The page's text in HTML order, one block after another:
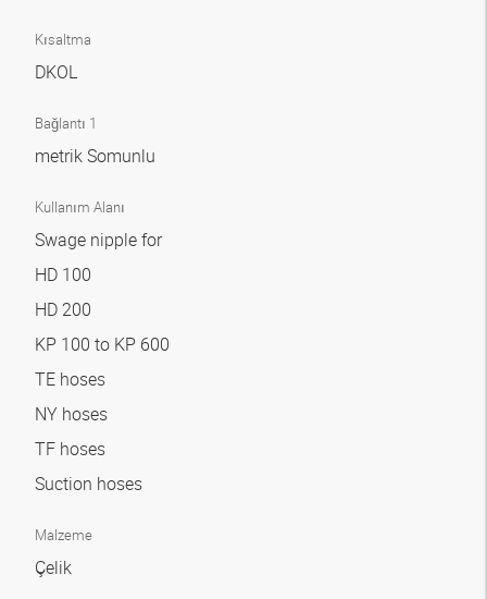
Kısaltma
DKOL
Bağlantı 1
metrik Somunlu
Kullanım Alanı
Swage nipple for
HD 100
HD 200
KP 100 to KP 600
TE hoses
NY hoses
TF hoses
Suction hoses
Malzeme
Çelik